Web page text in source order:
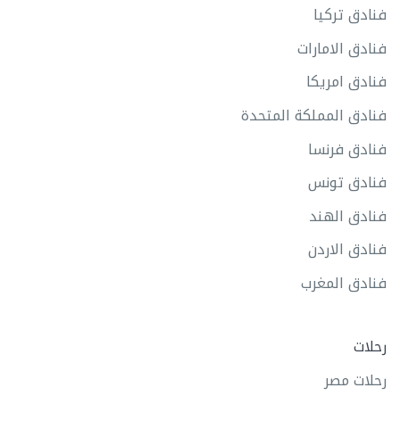
فنادق تركيا
فنادق الامارات
فنادق امريكا
فنادق المملكة المتحدة
فنادق فرنسا
فنادق تونس
فنادق الهند
فنادق الاردن
فنادق المغرب
رحلات
رحلات مصر